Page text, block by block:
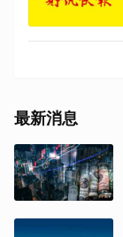
最新消息